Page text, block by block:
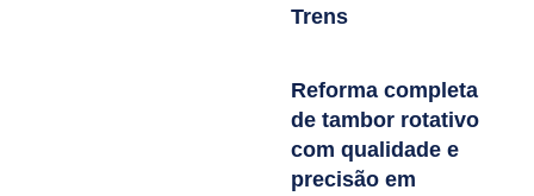
Trens
Reforma completa
de tambor rotativo
com qualidade e
precisão em